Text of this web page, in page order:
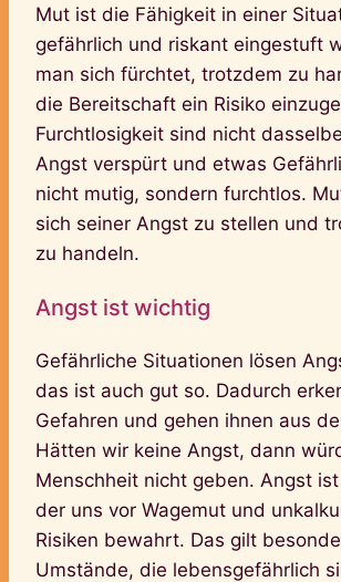
Mut ist die Fähigkeit in einer
gefährlich und riskant eingestuft
man sich fürchtet, trotzdem zu
die Bereitschaft ein Risiko
Furchtlosigkeit sind nicht
Angst verspürt und etwas
nicht mutig, sondern furchtlos.
sich seiner Angst zu stellen und
zu handeln.
Angst ist wichtig
Gefährliche Situationen lösen
das ist auch gut so. Dadurch
Gefahren und gehen ihnen aus
Hätten wir keine Angst, dann
Menschheit nicht geben. Angst
der uns vor Wagemut und
Risiken bewahrt. Das gilt
Umstände, die lebensgefährlich